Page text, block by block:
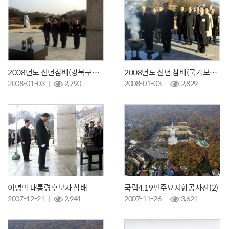
2008년도 신년참배(강북구청장)
2008-01-03
2,790
2008년도 신년 참배(국가보훈처장관)
2008-01-03
2,829
이명박 대통령후보자 참배
2007-12-21
2,941
국립4.19민주묘지항공사진(2)
2007-11-26
3,621